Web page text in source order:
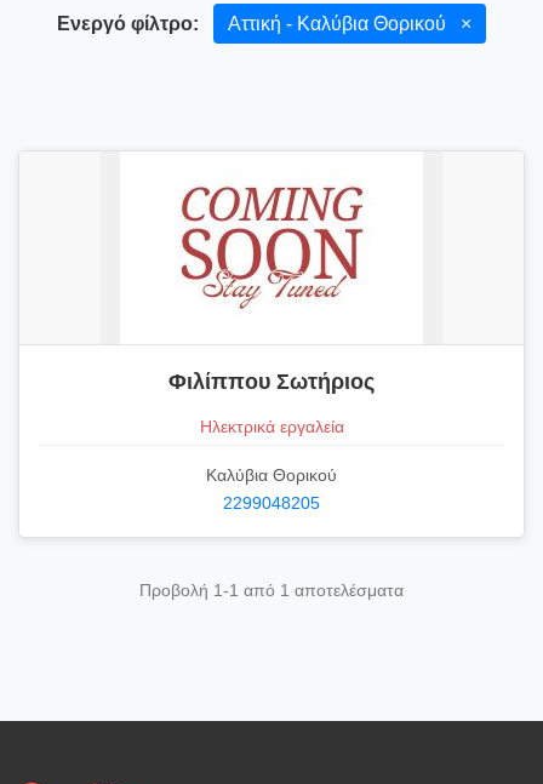
Ενεργό φίλτρο: Αττική - Καλύβια Θορικού ×
Φιλίππου Σωτήριος
Ηλεκτρικά εργαλεία
Καλύβια Θορικού
2299048205
Προβολή 1-1 από 1 αποτελέσματα